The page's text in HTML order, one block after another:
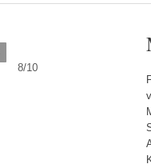
8/10